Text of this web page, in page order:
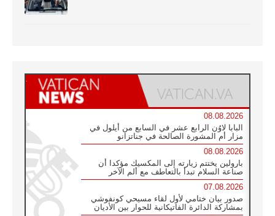
08.08.2026
البابا لاوُن الرابع عشر في السابع من أيلول في
مزار أم المشورة الصالحة في جناتزانو
08.08.2026
بارولين يختتم زيارته إلى المكسيك مؤكدا أن
صناعة السلام تبدأ بالتعاطف مع ألم الآخر
07.08.2026
صدور بيان ختامي لأول لقاء مسيحي كونفوشي
بمشاركة الدائرة الفاتيكانية للحوار بين الأديان